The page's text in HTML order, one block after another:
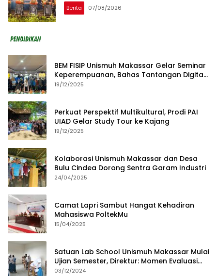
Berita 07/08/2026
BEM FISIP Unismuh Makassar Gelar Seminar
Keperempuanan, Bahas Tantangan Digital
dan Budaya Lokal
19/12/2025
Perkuat Perspektif Multikultural, Prodi PAI
UIAD Gelar Study Tour ke Kajang
19/12/2025
Kolaborasi Unismuh Makassar dan Desa
Bulu Cindea Dorong Sentra Garam Industri
24/04/2025
Camat Lapri Sambut Hangat Kehadiran
Mahasiswa PoltekMu
15/04/2025
Satuan Lab School Unismuh Makassar Mulai
Ujian Semester, Direktur: Momen Evaluasi
Proses Pembelajaran
03/12/2024